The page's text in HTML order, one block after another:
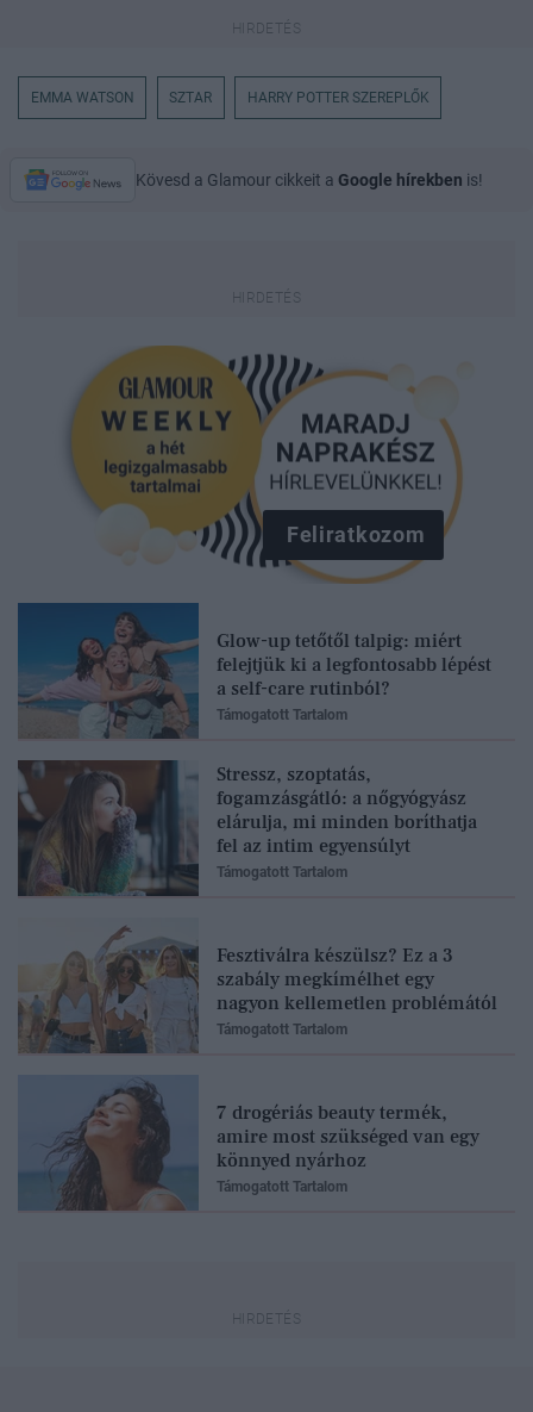
EMMA WATSON SZTAR HARRY POTTER SZEREPLŐK
Kövesd a Glamour cikkeit a Google hírekben is!
Feliratkozom
Glow-up tetőtől talpig: miért
felejtjük ki a legfontosabb lépést
a self-care rutinból?
Támogatott Tartalom
Stressz, szoptatás,
fogamzásgátló: a nőgyógyász
elárulja, mi minden boríthatja
fel az intim egyensúlyt
Támogatott Tartalom
Fesztiválra készülsz? Ez a 3
szabály megkímélhet egy
nagyon kellemetlen problémától
Támogatott Tartalom
7 drogériás beauty termék,
amire most szükséged van egy
könnyed nyárhoz
Támogatott Tartalom